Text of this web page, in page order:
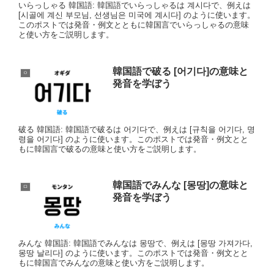
いらっしゃる 韓国語: 韓国語でいらっしゃるは 계시다で、例えは
[시골에 계신 부모님, 선생님은 미국에 계시다] のように使います。
このポストでは発音・例文とともに韓国言でいらっしゃるの意味
と使い方をご説明します。
ㅇ
韓国語で破る [어기다]の意味と
発音を学ぼう
破る 韓国語: 韓国語で破るは 어기다で、例えは [규칙을 어기다, 명
령을 어기다] のように使います。このポストでは発音・例文とと
もに韓国言で破るの意味と使い方をご説明します。
ㅁ
韓国語でみんな [몽땅]の意味と
発音を学ぼう
みんな 韓国語: 韓国語でみんなは 몽땅で、例えは [몽땅 가져가다,
몽땅 날리다] のように使います。このポストでは発音・例文とと
もに韓国言でみんなの意味と使い方をご説明します。